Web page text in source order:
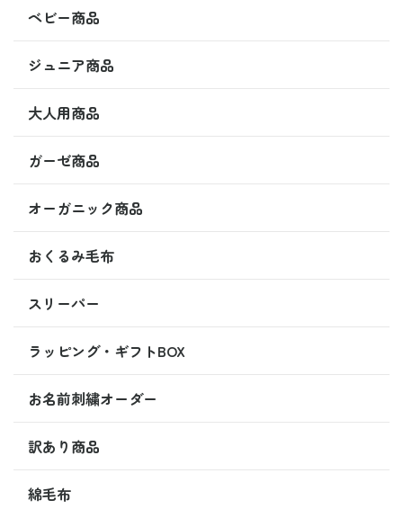
ベビー商品
ジュニア商品
大人用商品
ガーゼ商品
オーガニック商品
おくるみ毛布
スリーパー
ラッピング・ギフトBOX
お名前刺繍オーダー
訳あり商品
綿毛布